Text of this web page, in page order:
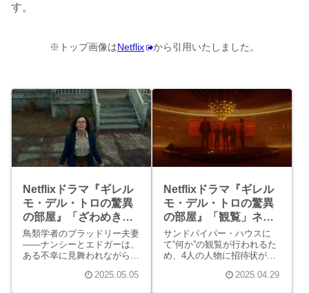
す。
※トップ画像はNetflix から引用いたしました。
Netflixドラマ『ギレル
モ・デル・トロの驚異
の部屋』「ざわめき」
ネタバレ感想
鳥類学者のブラッドリー夫妻
――ナンシーとエドガーは、
ある不幸に見舞われながらも
は、ビッグ・ハーバー島でハ
2025.05.05
Netflixドラマ『ギレル
モ・デル・トロの驚異
の部屋』「観覧」ネタ
バレ感想
サンドパイパー・ハウスに
て“何か”の観覧が行われるた
め、4人の人物に招待状が送
に指定の場所に現れます。招
2025.04.29